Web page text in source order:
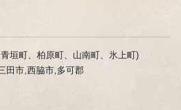
垣町、柏原町、山南町、氷上町)
田市,西脇市,多可郡